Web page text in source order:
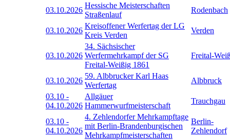
03.10.2026
Hessische Meisterschaften
Straßenlauf
Rodenbach
03.10.2026
Kreisoffener Werfertag der LG
Kreis Verden
Verden
03.10.2026
34. Sächsischer
Werfermehrkampf der SG
Freital-Weißig 1861
Freital-
03.10.2026
59. Albbrucker Karl Haas
Werfertag
Albbruck
03.10 -
04.10.2026
Allgäuer
Hammerwurfmeisterschaft
Trauchgau
03.10 -
04.10.2026
4. Zehlendorfer Mehrkampftage
mit Berlin-Brandenburgischen
Mehrkampfmeisterschaften
Berlin-
Zehlendorf